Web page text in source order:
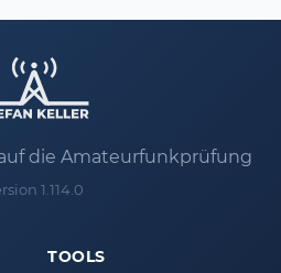
die Amateurfunkprüfung
1.114.0
TOOLS